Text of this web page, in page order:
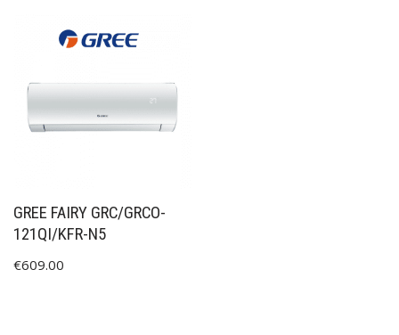
GREE FAIRY GRC/GRCO-
121QI/KFR-N5
€609.00